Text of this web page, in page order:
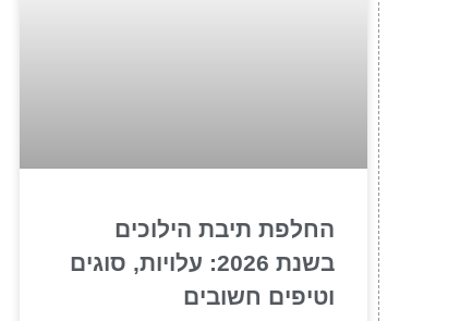
החלפת תיבת הילוכים
בשנת 2026: עלויות, סוגים
וטיפים חשובים